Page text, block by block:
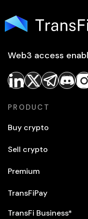
Web3 access
PRODUCT
Buy crypto
Sell crypto
Premium
TransFiPay
TransFi Business*